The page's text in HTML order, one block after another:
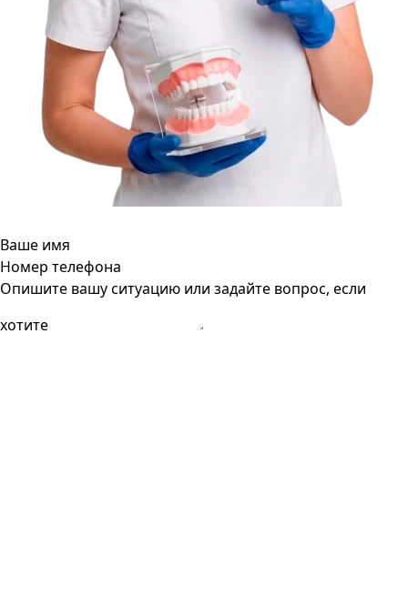
Ваше имя
Номер телефона
Опишите вашу ситуацию или задайте вопрос, если
хотите